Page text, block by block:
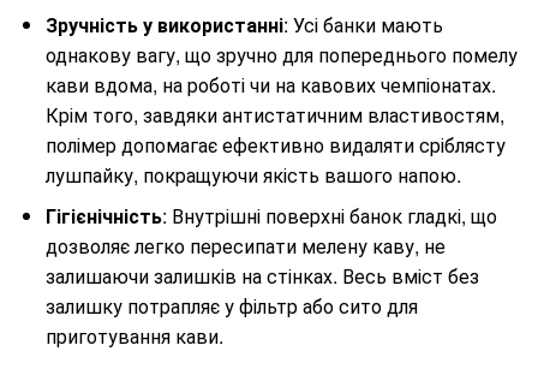
Зручність у використанні: Усі банки мають
однакову вагу, що зручно для попереднього помелу
кави вдома, на роботі чи на кавових чемпіонатах.
Крім того, завдяки антистатичним властивостям,
полімер допомагає ефективно видаляти сріблясту
лушпайку, покращуючи якість вашого напою.
Гігієнічність: Внутрішні поверхні банок гладкі, що
дозволяє легко пересипати мелену каву, не
залишаючи залишків на стінках. Весь вміст без
залишку потрапляє у фільтр або сито для
приготування кави.